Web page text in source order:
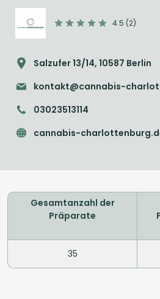
4.5 (2)
Salzufer 13/14, 10587 Berlin
kontakt@cannabis-
03023513114
cannabis-
Gesamtanzahl der
Präparate
35